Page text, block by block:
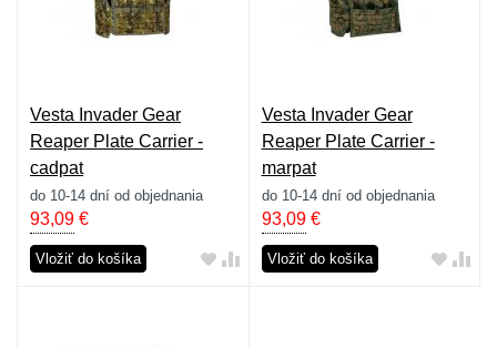
Vesta Invader Gear
Reaper Plate Carrier -
cadpat
do 10-14 dní od objednania
93,09 €
Vložiť do košíka
Vesta Invader Gear
Reaper Plate Carrier -
marpat
do 10-14 dní od objednania
93,09€
Vložiť do košíka